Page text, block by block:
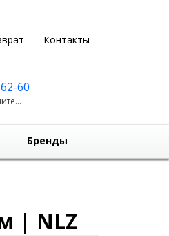
Контакты
60
Бренды
| NLZ